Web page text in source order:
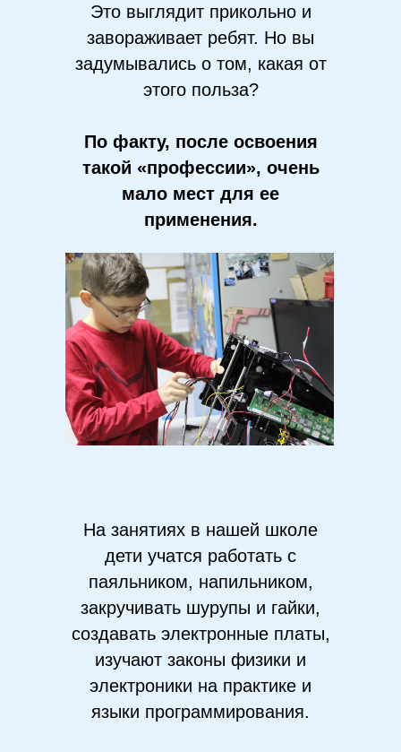
Это выглядит прикольно и
завораживает ребят. Но вы
задумывались о том, какая от
этого польза?
По факту, после освоения
такой «профессии», очень
мало мест для ее
применения.
На занятиях в нашей школе
дети учатся работать с
паяльником, напильником,
закручивать шурупы и гайки,
создавать электронные платы,
изучают законы физики и
электроники на практике и
языки программирования.